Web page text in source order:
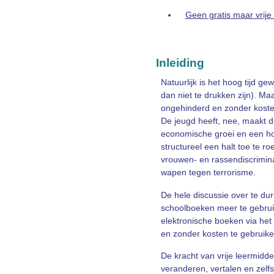
Geen gratis maar vrije
Inleiding
Natuurlijk is het hoog tijd
dan niet te drukken zijn).
ongehinderd en zonder
De jeugd heeft, nee, maakt
economische groei en een
structureel een halt toe te
vrouwen- en
wapen tegen terrorisme.
De hele discussie over te
schoolboeken meer te
elektronische boeken via
en zonder kosten te
De kracht van vrije
veranderen, vertalen en